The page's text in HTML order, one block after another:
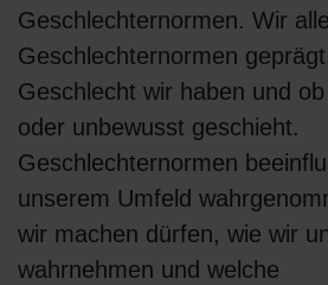
Geschlechternormen. Wir
Geschlechternormen
Geschlecht wir haben und
oder unbewusst geschieht.
Geschlechternormen
unserem Umfeld
wir machen dürfen, wie wir
wahrnehmen und welche